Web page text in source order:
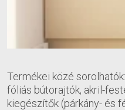
Termékei közé
fóliás bútorajtók, akril-
kiegészítők (párkány- és